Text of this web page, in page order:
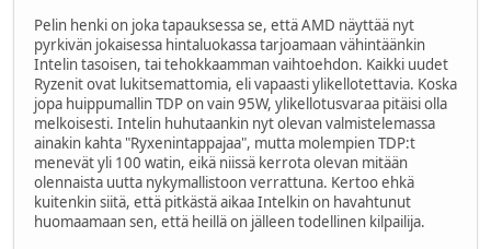
Pelin henki on joka tapauksessa se, että AMD näyttää nyt
pyrkivän jokaisessa hintaluokassa tarjoamaan vähintäänkin
Intelin tasoisen, tai tehokkaamman vaihtoehdon. Kaikki uudet
Ryzenit ovat lukitsemattomia, eli vapaasti ylikellotettavia. Koska
jopa huippumallin TDP on vain 95W, ylikellotusvaraa pitäisi olla
melkoisesti. Intelin huhutaankin nyt olevan valmistelemassa
ainakin kahta "Ryxenintappajaa", mutta molempien TDP:t
menevät yli 100 watin, eikä niissä kerrota olevan mitään
olennaista uutta nykymallistoon verrattuna. Kertoo ehkä
kuitenkin siitä, että pitkästä aikaa Intelkin on havahtunut
huomaamaan sen, että heillä on jälleen todellinen kilpailija.